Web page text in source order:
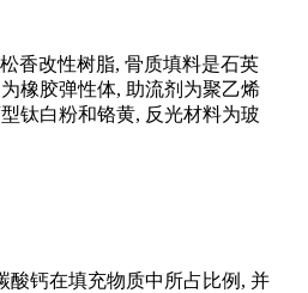
香改性树脂, 骨质填料是石英
橡胶弹性体, 助流剂为聚乙烯
钛白粉和铬黄, 反光材料为玻
酸钙在填充物质中所占比例, 并